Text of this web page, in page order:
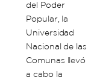
del Poder
Popular, la
Universidad
Nacional de las
Comunas llevó
a cabo la